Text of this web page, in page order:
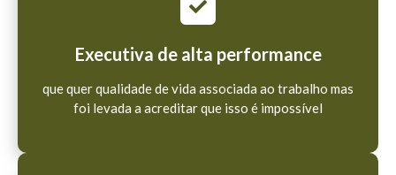
Executiva de alta performance
que quer qualidade de vida associada ao trabalho mas
foi levada a acreditar que isso é impossível